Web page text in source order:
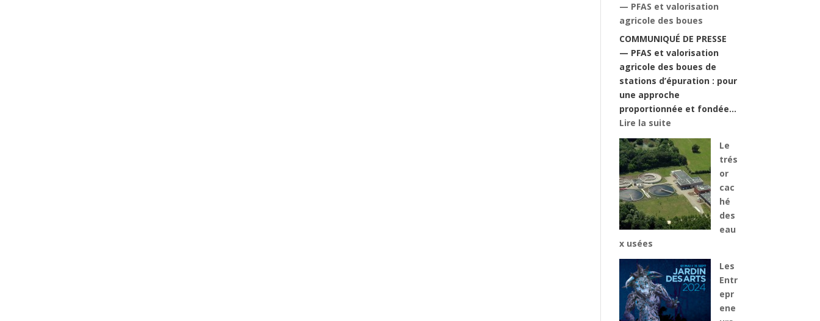
une
aide
pour
les
industriels
fortement
consommateurs
d’eau
potable
— PFAS et valorisation
agricole des boues
COMMUNIQUÉ DE PRESSE
— PFAS et valorisation
agricole des boues de
stations d’épuration : pour
une approche
proportionnée et fondée…
Lire la suite
COMMUNIQUÉ
DE
PRESSE
—
PFAS
et
valorisation
boues
Le
trés
or
cac
hé
des
eau
x usées
Les
Entr
epr
ene